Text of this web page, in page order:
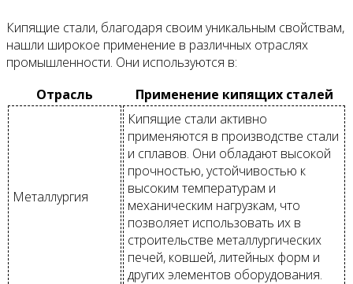
Кипящие стали, благодаря своим уникальным свойствам,
нашли широкое применение в различных отраслях
промышленности. Они используются в:
Отрасль
Применение кипящих сталей
Металлургия
Кипящие стали активно
применяются в производстве стали
и сплавов. Они обладают высокой
прочностью, устойчивостью к
высоким температурам и
механическим нагрузкам, что
позволяет использовать их в
строительстве металлургических
печей, ковшей, литейных форм и
других элементов оборудования.